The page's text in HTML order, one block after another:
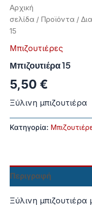
Αρχική
σελίδα / Προϊόντα /
15
Μπιζουτιέρες
Μπιζουτιέρα 15
5,50 €
Ξύλινη μπιζουτιέρα
Κατηγορία:
Περιγραφή
Ξύλινη